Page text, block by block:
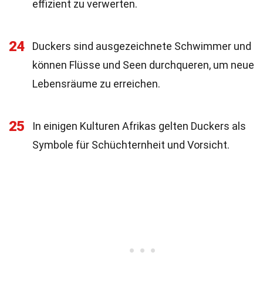
effizient zu verwerten.
24
Duckers sind ausgezeichnete Schwimmer und
können Flüsse und Seen durchqueren, um neue
Lebensräume zu erreichen.
25
In einigen Kulturen Afrikas gelten Duckers als
Symbole für Schüchternheit und Vorsicht.